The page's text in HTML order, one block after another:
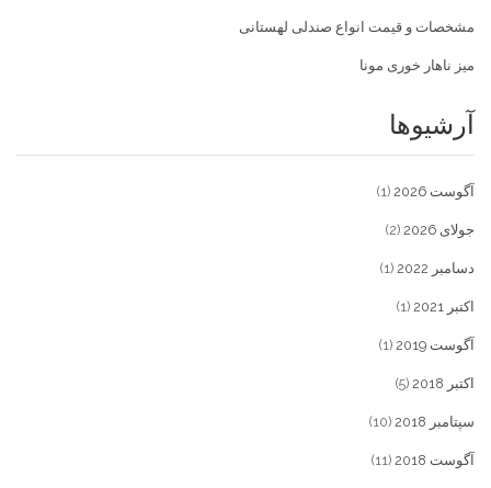
مشخصات و قیمت انواع صندلی لهستانی
میز ناهار خوری مونا
آرشیوها
آگوست 2026 (1)
جولای 2026 (2)
دسامبر 2022 (1)
اکتبر 2021 (1)
آگوست 2019 (1)
اکتبر 2018 (5)
سپتامبر 2018 (10)
آگوست 2018 (11)